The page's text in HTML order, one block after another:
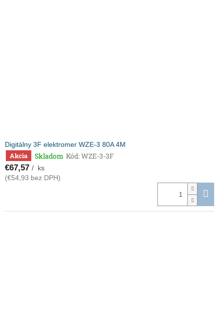
Digitálny 3F elektromer WZE-3 80A 4M
Akcia Skladom Kód:WZE-3-3F
€67,57 / ks
(€54,93 bez DPH)